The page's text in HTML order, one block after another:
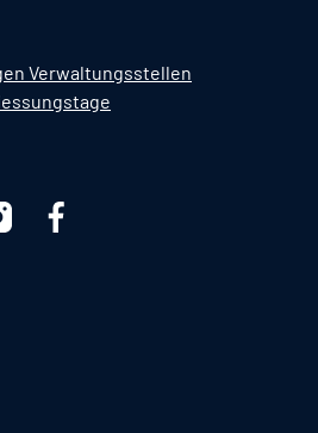
Verwaltungsstellen